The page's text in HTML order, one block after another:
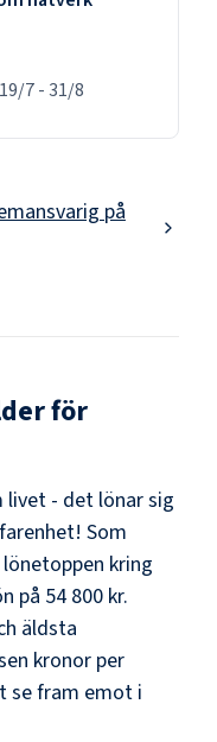
19/7-31/8
på
för
livet - det lönar sig
Som
kring
på 54 800 kr.
äldsta
kronor per
se fram emot i